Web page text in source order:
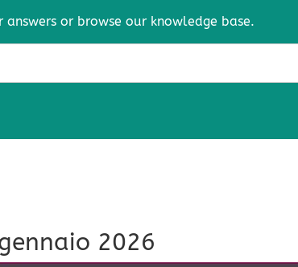
answers or browse our knowledge base.
2026